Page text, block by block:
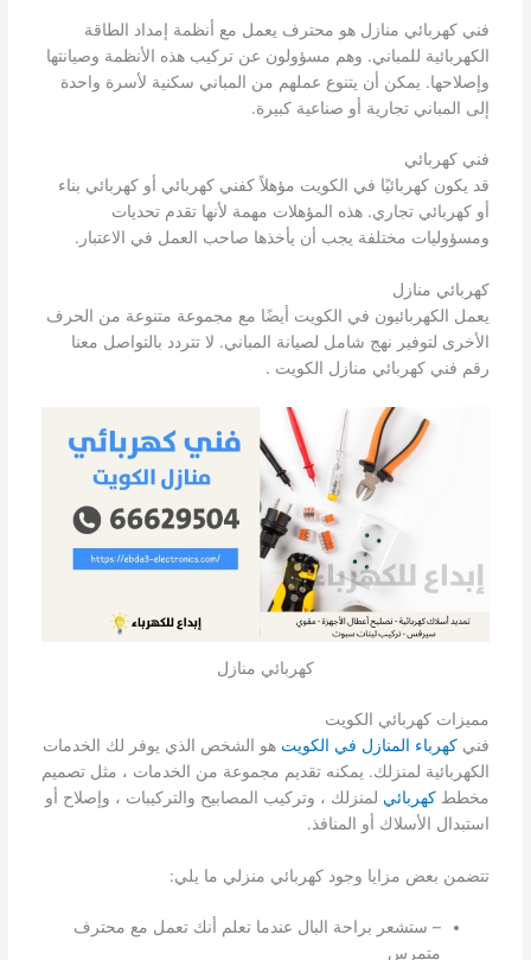
فني كهربائي منازل هو محترف يعمل مع أنظمة إمداد الطاقة
الكهربائية للمباني. وهم مسؤولون عن تركيب هذه الأنظمة وصيانتها
وإصلاحها. يمكن أن يتنوع عملهم من المباني سكنية لأسرة واحدة
إلى المباني تجارية أو صناعية كبيرة.
فني كهربائي
قد يكون كهربائيًا في الكويت مؤهلاً كفني كهربائي أو كهربائي بناء
أو كهربائي تجاري. هذه المؤهلات مهمة لأنها تقدم تحديات
ومسؤوليات مختلفة يجب أن يأخذها صاحب العمل في الاعتبار.
كهربائي منازل
يعمل الكهربائيون في الكويت أيضًا مع مجموعة متنوعة من الحرف
الأخرى لتوفير نهج شامل لصيانة المباني. لا تتردد بالتواصل معنا
رقم فني كهربائي منازل الكويت .
كهربائي منازل
مميزات كهربائي الكويت
فني كهرباء المنازل في الكويت هو الشخص الذي يوفر لك الخدمات
الكهربائية لمنزلك. يمكنه تقديم مجموعة من الخدمات ، مثل تصميم
مخطط كهربائي لمنزلك ، وتركيب المصابيح والتركيبات ، وإصلاح أو
استبدال الأسلاك أو المنافذ.
تتضمن بعض مزايا وجود كهربائي منزلي ما يلي:
– ستشعر براحة البال عندما تعلم أنك تعمل مع محترف
متمرس